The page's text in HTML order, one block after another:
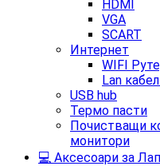
HDMI
VGA
SCART
Интернет
WIFI
Lan
USB hub
Термо пасти
Почистващи
монитори
💻 Аксесоари за